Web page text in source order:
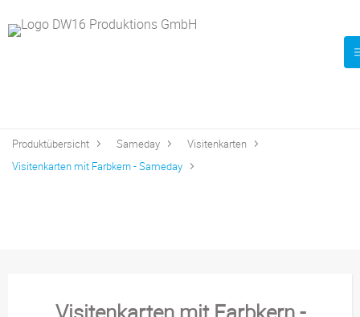
Produktübersicht Sameday
Visitenkarten
Visitenkarten mit Farbkern - Sameday